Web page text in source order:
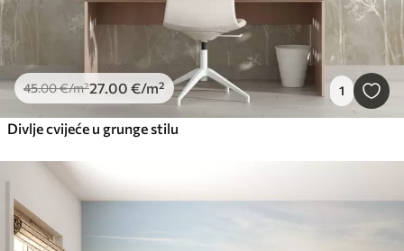
45.00€/m²27.00 €/m² 1
Divlje cvijeće u grunge stilu